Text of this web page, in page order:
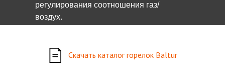
регулирования соотношения газ/
воздух.
Скачать каталог горелок Baltur